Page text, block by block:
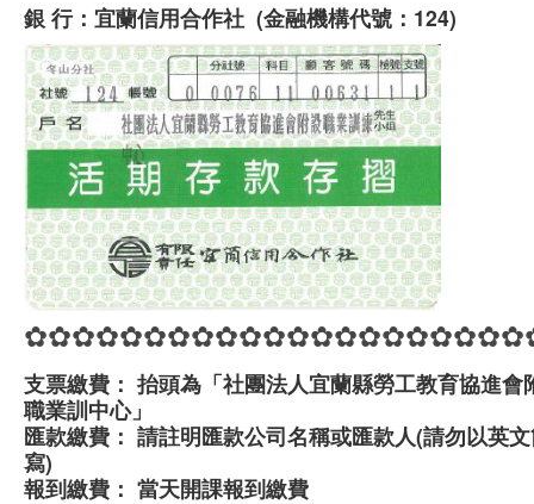
銀 行：宜蘭信用合作社 (金融機構代號：124)
支票繳費： 抬頭為「社團法人宜蘭縣勞工教育協進會
職業訓中心」
匯款繳費： 請註明匯款公司名稱或匯款人(請勿以英
寫)
報到繳費： 當天開課報到繳費